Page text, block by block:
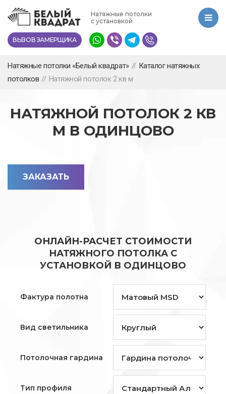
Перейти
основному
содержанию
Натяжные потолки
с установкой
ВЫЗОВ ЗАМЕРЩИКА
Натяжные потолки «Белый квадрат» // Каталог натяжных
потолков // Натяжной потолок 2 кв м
НАТЯЖНОЙ ПОТОЛОК 2 КВ
М В ОДИНЦОВО
ЗАКАЗАТЬ
ОНЛАЙН-РАСЧЕТ СТОИМОСТИ
НАТЯЖНОГО ПОТОЛКА С
УСТАНОВКОЙ В ОДИНЦОВО
Фактура полотна
Вид светильника
Потолочная гардина
Тип профиля